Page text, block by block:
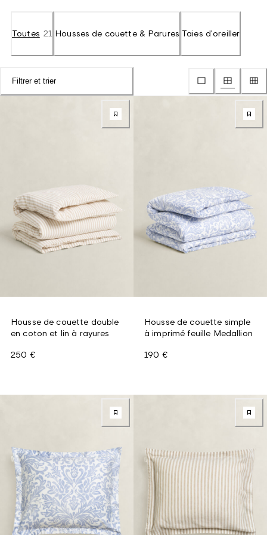
Toutes 21 Housses de couette & Parures Taies d'oreiller
Filtrer et trier
Housse de couette double
en coton et lin à rayures
250 €
Housse de couette simple
à imprimé feuille Medallion
190 €